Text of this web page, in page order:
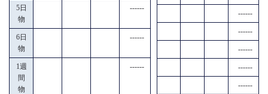
5日
物
------
6日
物
------
1週
間
物
------
------
------
------
------
------